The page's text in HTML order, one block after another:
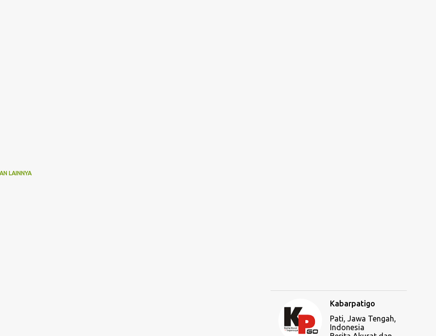
LAINNYA
Kabarpatigo
Pati, Jawa Tengah,
Indonesia